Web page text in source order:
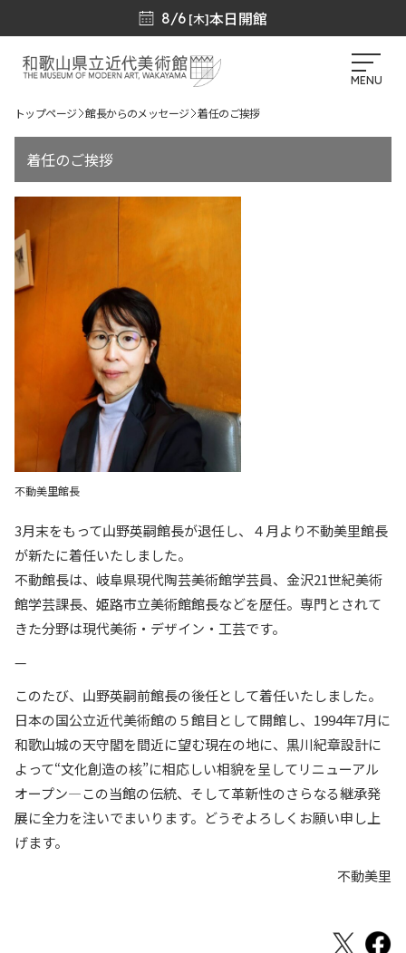
8/6 [木]本日開館
MENU
トップページ 館長からのメッセージ 着任のご挨拶
着任のご挨拶
不動美里館長
3月末をもって山野英嗣館長が退任し、４月より不動美里館長
が新たに着任いたしました。
不動館長は、岐阜県現代陶芸美術館学芸員、金沢21世紀美術
館学芸課長、姫路市立美術館館長などを歴任。専門とされて
きた分野は現代美術・デザイン・工芸です。
—
このたび、山野英嗣前館長の後任として着任いたしました。
日本の国公立近代美術館の５館目として開館し、1994年7月に
和歌山城の天守閣を間近に望む現在の地に、黒川紀章設計に
よって“文化創造の核”に相応しい相貌を呈してリニューアル
オープン—この当館の伝統、そして革新性のさらなる継承発
展に全力を注いでまいります。どうぞよろしくお願い申し上
げます。
不動美里